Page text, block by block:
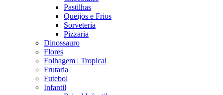
Pastilhas
Queijos e Frios
Sorveteria
Pizzaria
Dinossauro
Flores
Folhagem | Tropical
Frutaria
Futebol
Infantil